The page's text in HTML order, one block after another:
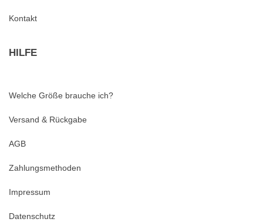
Kontakt
HILFE
Welche Größe brauche ich?
Versand & Rückgabe
AGB
Zahlungsmethoden
Impressum
Datenschutz